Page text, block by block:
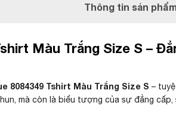
Thông tin sản
Màu Trắng Size S –
8084349 Tshirt Màu Trắng Size S –
mà còn là biểu tượng của sự đẳng cấp,